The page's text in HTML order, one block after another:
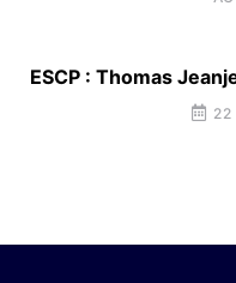
ESCP : Thomas
22